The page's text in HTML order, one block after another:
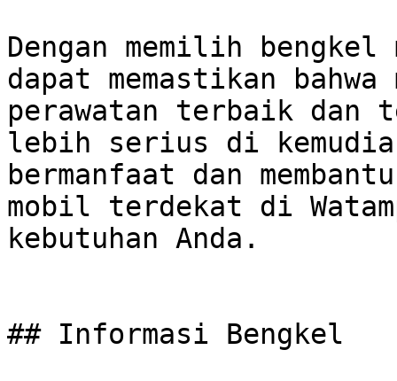
Dengan memilih
dapat memastikan
perawatan terbaik dan
lebih serius di
bermanfaat dan
mobil terdekat di
kebutuhan Anda.
## Informasi Bengkel